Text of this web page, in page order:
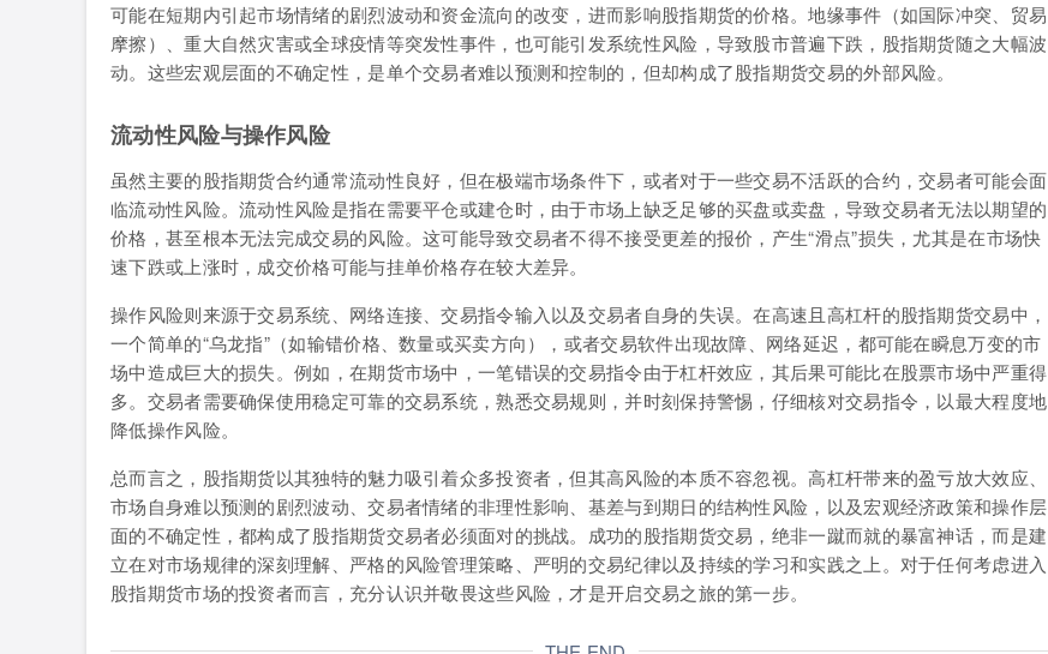
可能在短期内引起市场情绪的剧烈波动和资金流向的改变，进而影响股指期货的价格。地缘事件（如国际冲突、贸易
摩擦）、重大自然灾害或全球疫情等突发性事件，也可能引发系统性风险，导致股市普遍下跌，股指期货随之大幅波
动。这些宏观层面的不确定性，是单个交易者难以预测和控制的，但却构成了股指期货交易的外部风险。
流动性风险与操作风险
虽然主要的股指期货合约通常流动性良好，但在极端市场条件下，或者对于一些交易不活跃的合约，交易者可能会面
临流动性风险。流动性风险是指在需要平仓或建仓时，由于市场上缺乏足够的买盘或卖盘，导致交易者无法以期望的
价格，甚至根本无法完成交易的风险。这可能导致交易者不得不接受更差的报价，产生“滑点”损失，尤其是在市场快
速下跌或上涨时，成交价格可能与挂单价格存在较大差异。
操作风险则来源于交易系统、网络连接、交易指令输入以及交易者自身的失误。在高速且高杠杆的股指期货交易中，
一个简单的“乌龙指”（如输错价格、数量或买卖方向），或者交易软件出现故障、网络延迟，都可能在瞬息万变的市
场中造成巨大的损失。例如，在期货市场中，一笔错误的交易指令由于杠杆效应，其后果可能比在股票市场中严重得
多。交易者需要确保使用稳定可靠的交易系统，熟悉交易规则，并时刻保持警惕，仔细核对交易指令，以最大程度地
降低操作风险。
总而言之，股指期货以其独特的魅力吸引着众多投资者，但其高风险的本质不容忽视。高杠杆带来的盈亏放大效应、
市场自身难以预测的剧烈波动、交易者情绪的非理性影响、基差与到期日的结构性风险，以及宏观经济政策和操作层
面的不确定性，都构成了股指期货交易者必须面对的挑战。成功的股指期货交易，绝非一蹴而就的暴富神话，而是建
立在对市场规律的深刻理解、严格的风险管理策略、严明的交易纪律以及持续的学习和实践之上。对于任何考虑进入
股指期货市场的投资者而言，充分认识并敬畏这些风险，才是开启交易之旅的第一步。